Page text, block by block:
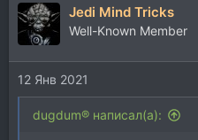
к
ц
и
и
:
Jedi Mind Tricks
Well-Known Member
12 Янв 2021
dugdum® написал(а):